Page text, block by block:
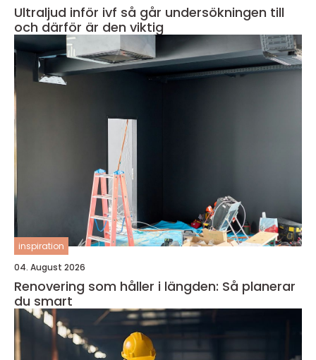
Ultraljud inför ivf så går undersökningen till
och därför är den viktig
inspiration
04. August 2026
Renovering som håller i längden: Så planerar
du smart